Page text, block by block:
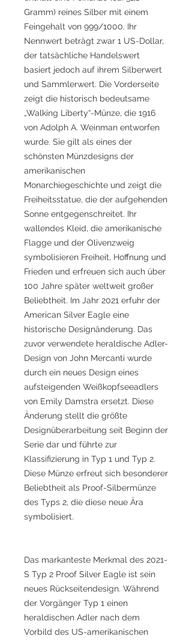
Gramm) reines Silber mit einem
Feingehalt von 999/1000. Ihr
Nennwert beträgt zwar 1 US-Dollar,
der tatsächliche Handelswert
basiert jedoch auf ihrem Silberwert
und Sammlerwert. Die Vorderseite
zeigt die historisch bedeutsame
„Walking Liberty“-Münze, die 1916
von Adolph A. Weinman entworfen
wurde. Sie gilt als eines der
schönsten Münzdesigns der
amerikanischen
Monarchiegeschichte und zeigt die
Freiheitsstatue, die der aufgehenden
Sonne entgegenschreitet. Ihr
wallendes Kleid, die amerikanische
Flagge und der Olivenzweig
symbolisieren Freiheit, Hoffnung und
Frieden und erfreuen sich auch über
100 Jahre später weltweit großer
Beliebtheit. Im Jahr 2021 erfuhr der
American Silver Eagle eine
historische Designänderung. Das
zuvor verwendete heraldische Adler-
Design von John Mercanti wurde
durch ein neues Design eines
aufsteigenden Weißkopfseeadlers
von Emily Damstra ersetzt. Diese
Änderung stellt die größte
Designüberarbeitung seit Beginn der
Serie dar und führte zur
Klassifizierung in Typ 1 und Typ 2.
Diese Münze erfreut sich besonderer
Beliebtheit als Proof-Silbermünze
des Typs 2, die diese neue Ära
symbolisiert.
Das markanteste Merkmal des 2021-
S Typ 2 Proof Silver Eagle ist sein
neues Rückseitendesign. Während
der Vorgänger Typ 1 einen
heraldischen Adler nach dem
Vorbild des US-amerikanischen